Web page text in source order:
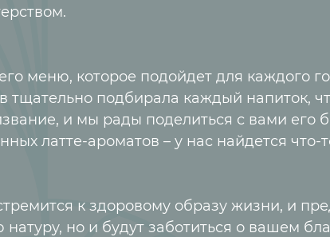
меню, которое подойдет для каждого
тщательно подбирала каждый напиток,
и мы рады поделиться с вами его
латте-ароматов – у нас найдется
к здоровому образу жизни, и
натуру, но и будут заботиться о вашем